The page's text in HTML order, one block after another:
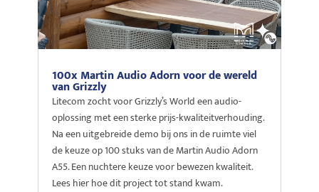
100x Martin Audio Adorn voor de wereld
van Grizzly
Litecom zocht voor Grizzly’s World een audio-
oplossing met een sterke prijs-kwaliteitverhouding.
Na een uitgebreide demo bij ons in de ruimte viel
de keuze op 100 stuks van de Martin Audio Adorn
A55. Een nuchtere keuze voor bewezen kwaliteit.
Lees hier hoe dit project tot stand kwam.